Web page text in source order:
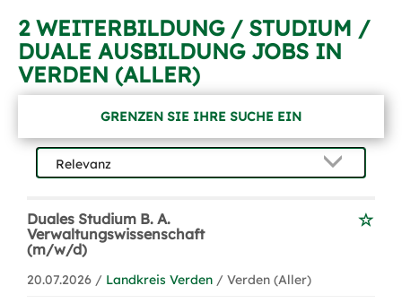
2 WEITERBILDUNG / STUDIUM /
DUALE AUSBILDUNG JOBS IN
VERDEN (ALLER)
GRENZEN SIE IHRE SUCHE EIN
Duales Studium B. A.
Verwaltungswissenschaft
(m/w/d)
20.07.2026 / Landkreis Verden / Verden (Aller)